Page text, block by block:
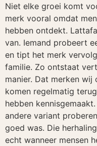
Niet elke groei komt
merk vooral omdat
hebben ontdekt.
van. Iemand probeert
en tipt het merk
familie. Zo ontstaat
manier. Dat merken wij
komen regelmatig
hebben
andere variant
goed was. Die
echt wanneer mensen